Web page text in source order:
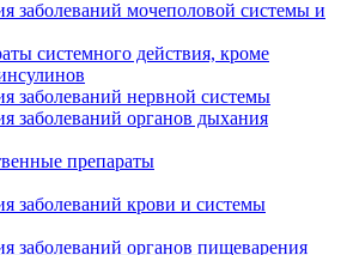
заболеваний мочеполовой системы и
системного действия, кроме
заболеваний нервной системы
заболеваний органов дыхания
препараты
заболеваний крови и системы
заболеваний органов пищеварения